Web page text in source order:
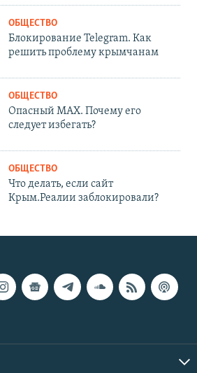
ОБЩЕСТВО
Блокирование Telegram. Как
решить проблему крымчанам
ОБЩЕСТВО
Опасный MAX. Почему его
следует избегать?
ОБЩЕСТВО
Что делать, если сайт
Крым.Реалии заблокировали?